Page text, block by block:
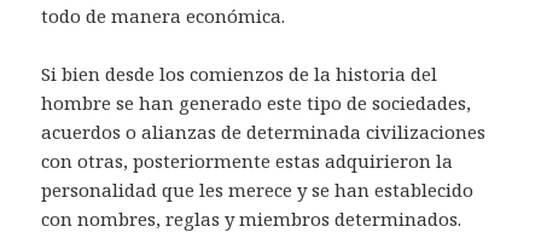
todo de manera económica.
Si bien desde los comienzos de la historia del
hombre se han generado este tipo de sociedades,
acuerdos o alianzas de determinada civilizaciones
con otras, posteriormente estas adquirieron la
personalidad que les merece y se han establecido
con nombres, reglas y miembros determinados.